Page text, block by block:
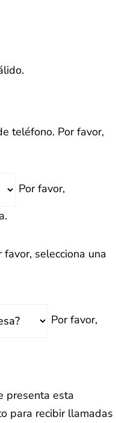
teléfono. Por favor,
Por favor,
favor, selecciona una
Por favor,
presenta esta
para recibir llamadas